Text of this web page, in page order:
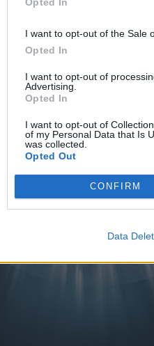
I want to opt-out of the Sale
Opted In
I want to opt-out of
Advertising.
Opted In
I want to opt-out of
of my Personal Data that Is
was collected.
Opted Out
CONFIRM
Data